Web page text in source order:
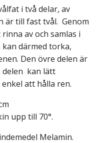
i två delar, av
är till fast tvål. Genom
av och samlas i
kan därmed torka,
Den övre delen är
delen kan lätt
att hålla ren.
upp till 70°.
Melamin.